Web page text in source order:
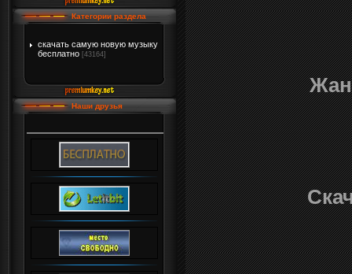
Категории раздела
скачать самую новую музыку
бесплатно [43164]
Наши друзья